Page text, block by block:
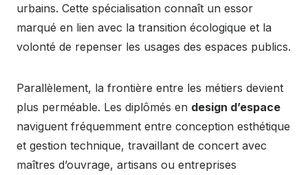
urbains. Cette spécialisation connaît un essor
marqué en lien avec la transition écologique et la
volonté de repenser les usages des espaces publics.
Parallèlement, la frontière entre les métiers devient
plus perméable. Les diplômés en design d’espace
naviguent fréquemment entre conception esthétique
et gestion technique, travaillant de concert avec
maîtres d’ouvrage, artisans ou entreprises